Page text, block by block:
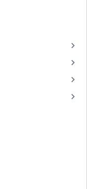
keyboard_arrow_right
keyboard_arrow_right
keyboard_arrow_right
keyboard_arrow_right